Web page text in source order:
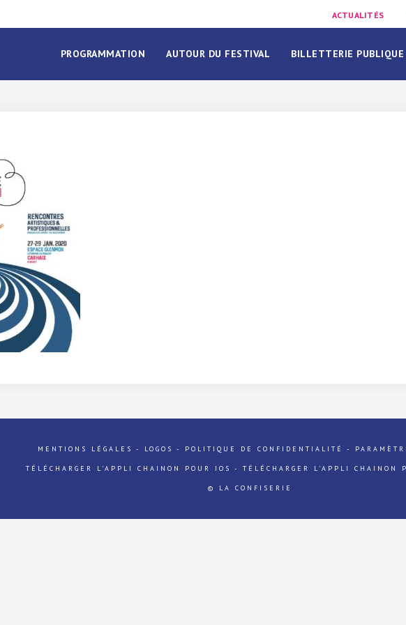
ACTUALITÉS
PROGRAMMATION AUTOUR DU FESTIVAL BILLETTERIE PUBLIQUE
MENTIONS LÉGALES - LOGOS - POLITIQUE DE CONFIDENTIALITÉ -
TÉLÉCHARGER L'APPLI CHAINON POUR IOS - TÉLÉCHARGER L'APPLI CHAINON
© LA CONFISERIE